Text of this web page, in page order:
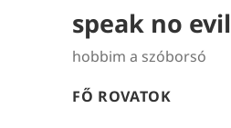
speak no evil
hobbim a szóborsó
FŐ ROVATOK